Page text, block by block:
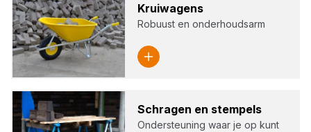
Krui­wa­gens
Robuust en onderhoudsarm
Schra­gen en stem­pels
Ondersteuning waar je op kunt